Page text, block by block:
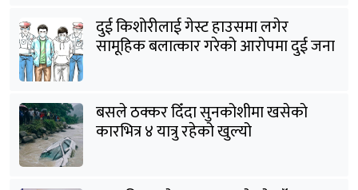
दुई किशोरीलाई गेस्ट हाउसमा लगेर
सामूहिक बलात्कार गरेको आरोपमा दुई जना
बसले ठक्कर दिँदा सुनकोशीमा खसेकाे
कारभित्र ४ यात्रु रहेको खुल्यो